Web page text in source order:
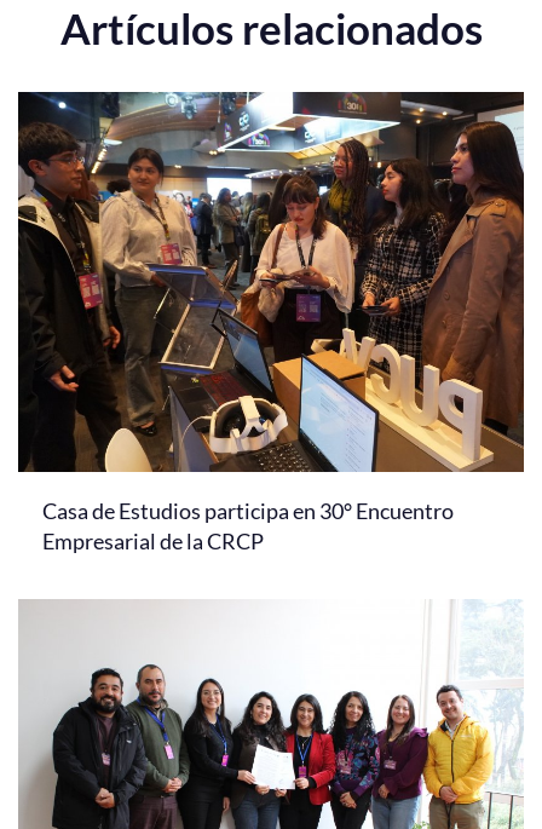
Artículos relacionados
Casa de Estudios participa en 30° Encuentro
Empresarial de la CRCP